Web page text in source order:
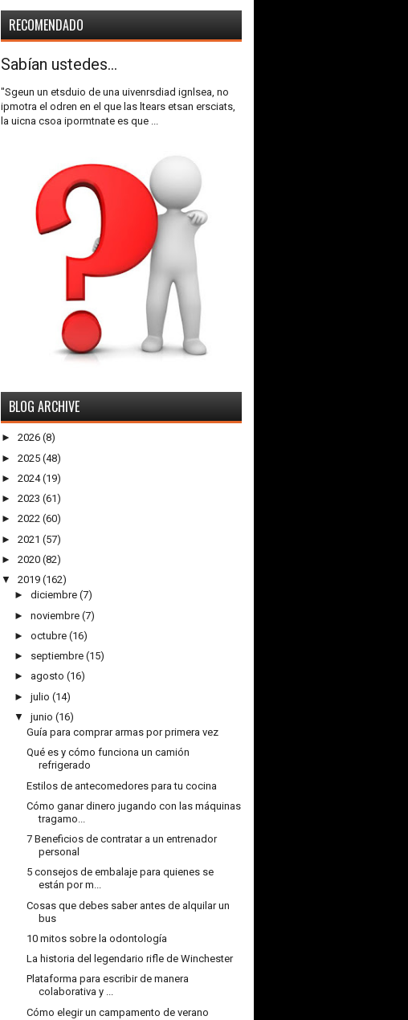
RECOMENDADO
Sabían ustedes...
"Sgeun un etsduio de una uivenrsdiad ignlsea, no
ipmotra el odren en el que las ltears etsan ersciats,
la uicna csoa ipormtnate es que ...
BLOG ARCHIVE
► 2026 (8)
► 2025 (48)
► 2024 (19)
► 2023 (61)
► 2022 (60)
► 2021 (57)
► 2020 (82)
▼
2019 (162)
► diciembre (7)
► noviembre (7)
► octubre (16)
► septiembre (15)
► agosto (16)
► julio (14)
▼
junio (16)
Guía para comprar armas por primera vez
Qué es y cómo funciona un camión
refrigerado
Estilos de antecomedores para tu cocina
Cómo ganar dinero jugando con las máquinas
tragamo...
7 Beneficios de contratar a un entrenador
personal
5 consejos de embalaje para quienes se
están por m...
Cosas que debes saber antes de alquilar un
bus
10 mitos sobre la odontología
La historia del legendario rifle de Winchester
Plataforma para escribir de manera
colaborativa y ...
Cómo elegir un campamento de verano